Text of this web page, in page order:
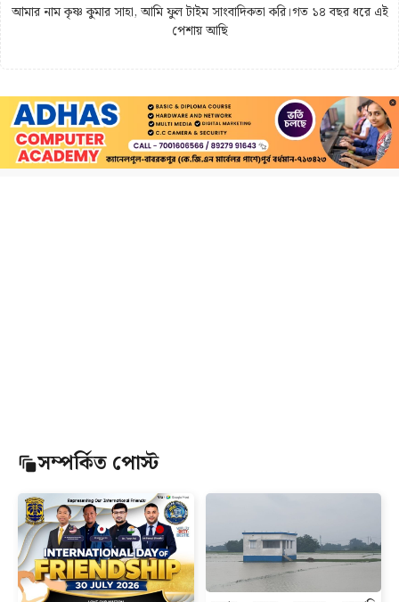
আমার নাম কৃষ্ণ কুমার সাহা, আমি ফুল টাইম সাংবাদিকতা করি।গত ১৪ বছর ধরে এই
পেশায় আছি
সম্পর্কিত পোস্ট